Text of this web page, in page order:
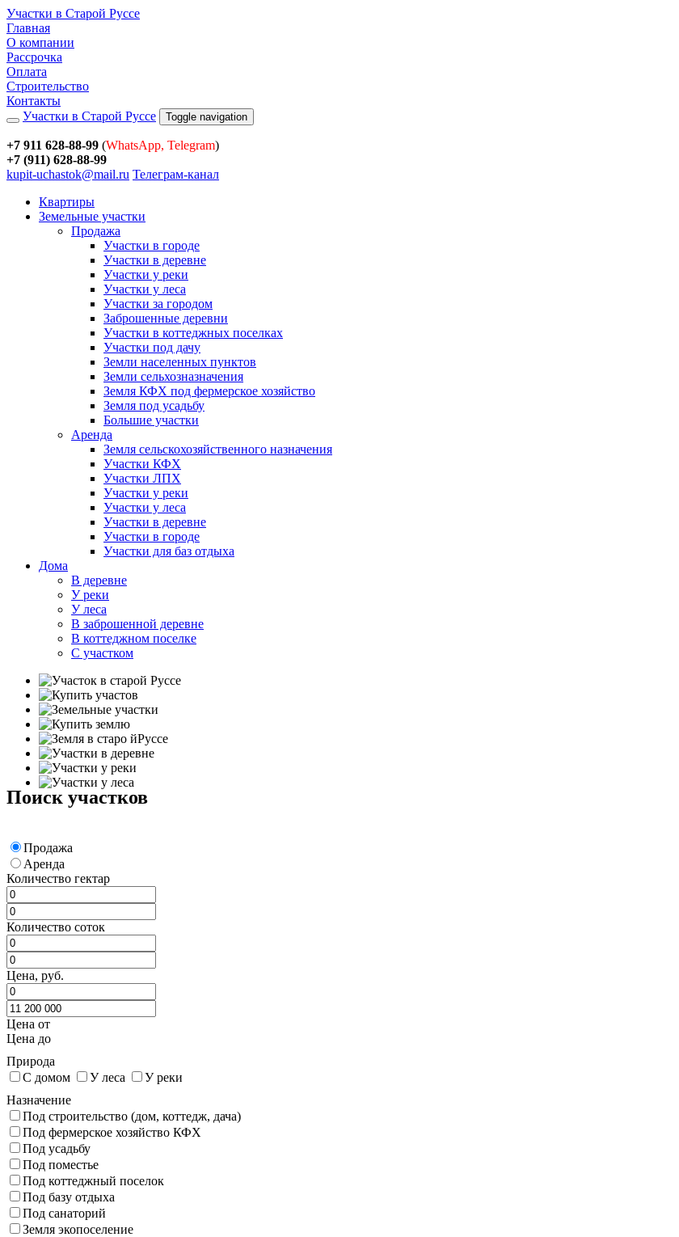
Участки в Старой Руссе
Главная
О компании
Рассрочка
Оплата
Строительство
Контакты
Участки в Старой Руссе
Toggle navigation
+7 911 628-88-99 (WhatsApp, Telegram)
+7 (911) 628-88-99
kupit-uchastok@mail.ru Телеграм-канал
Квартиры
Земельные участки
Продажа
Участки в городе
Участки в деревне
Участки у реки
Участки у леса
Участки за городом
Заброшенные деревни
Участки в коттеджных поселках
Участки под дачу
Земли населенных пунктов
Земли сельхозназначения
Земля КФХ под фермерское хозяйство
Земля под усадьбу
Большие участки
Аренда
Земля сельскохозяйственного назначения
Участки КФХ
Участки ЛПХ
Участки у реки
Участки у леса
Участки в деревне
Участки в городе
Участки для баз отдыха
Дома
В деревне
У реки
У леса
В заброшенной деревне
В коттеджном поселке
С участком
Поиск участков
Продажа
Аренда
Количество гектар
Количество соток
Цена, руб.
Цена от
Цена до
Природа
С домом
У леса
У реки
Назначение
Под строительство (дом, коттедж, дача)
Под фермерское хозяйство КФХ
Под усадьбу
Под поместье
Под коттеджный поселок
Под базу отдыха
Под санаторий
Земля экопоселение